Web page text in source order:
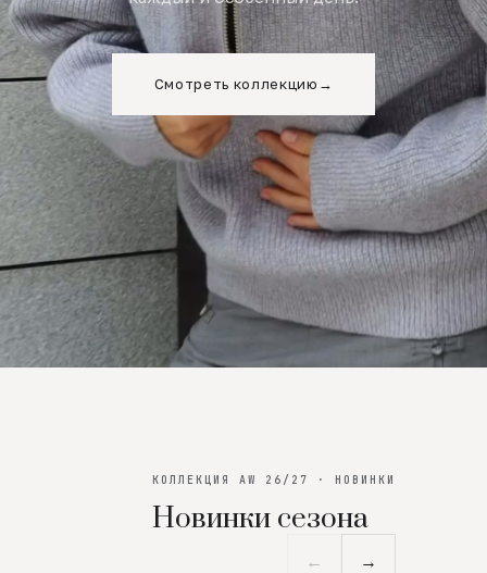
Смотреть коллекцию →
КОЛЛЕКЦИЯ AW 26/27 · НОВИНКИ
Новинки сезона
← →